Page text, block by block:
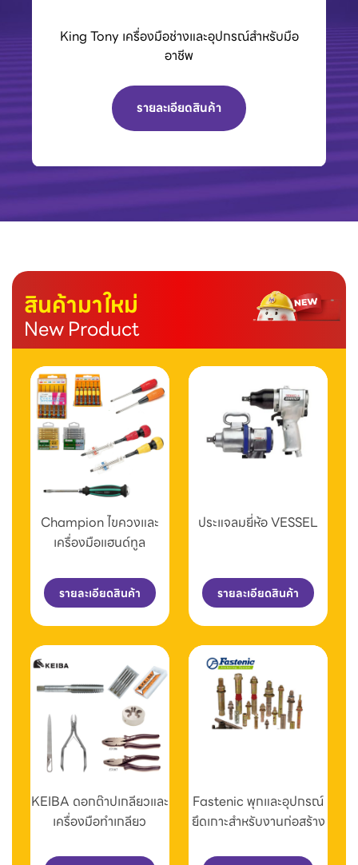
King Tony เครื่องมือช่างและอุปกรณ์สำหรับมือ
อาชีพ
รายละเอียดสินค้า
สินค้ามาใหม่
New Product
Champion ไขควงและ
เครื่องมือแฮนด์ทูล
รายละเอียดสินค้า
ประแจลมยี่ห้อ VESSEL
รายละเอียดสินค้า
KEIBA ดอกต๊าปเกลียวและ
เครื่องมือทำเกลียว
Fastenic พุกและอุปกรณ์
ยึดเกาะสำหรับงานก่อสร้าง